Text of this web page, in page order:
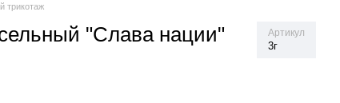
трикотаж
"Слава нации"
Артикул
3г